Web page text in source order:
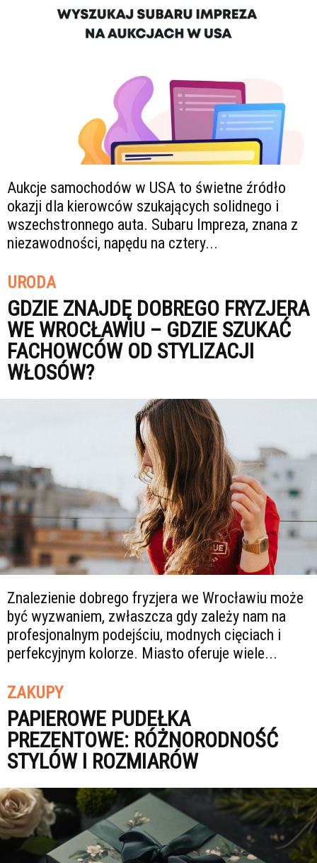
Aukcje samochodów w USA to świetne źródło
okazji dla kierowców szukających solidnego i
wszechstronnego auta. Subaru Impreza, znana z
niezawodności, napędu na cztery...
URODA
GDZIE ZNAJDĘ DOBREGO FRYZJERA
WE WROCŁAWIU – GDZIE SZUKAĆ
FACHOWCÓW OD STYLIZACJI
WŁOSÓW?
Znalezienie dobrego fryzjera we Wrocławiu może
być wyzwaniem, zwłaszcza gdy zależy nam na
profesjonalnym podejściu, modnych cięciach i
perfekcyjnym kolorze. Miasto oferuje wiele...
ZAKUPY
PAPIEROWE PUDEŁKA
PREZENTOWE: RÓŻNORODNOŚĆ
STYLÓW I ROZMIARÓW